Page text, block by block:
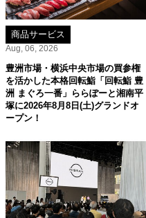
商品サービス
Aug, 06, 2026
豊洲市場・横浜中央市場の買参権
を活かした本格回転鮨「回転鮨 豊
洲 まぐろ一番」ららぽーと湘南平
塚に2026年8月8日(土)グランドオ
ープン！